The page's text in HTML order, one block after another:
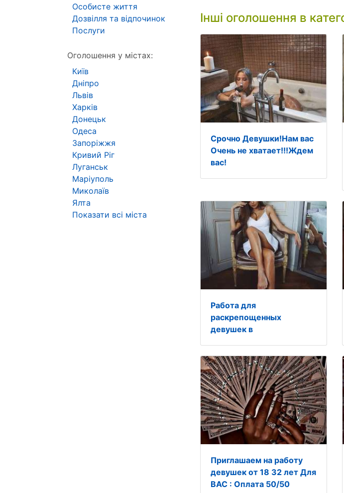
Інші оголошення в
Срочно Девушки!Нам вас
Очень не хватает!!!Ждем
вас!
Работа для
раскрепощенных
девушек в
Приглашаем на работу
девушек от 18 32 лет Для
ВАС : Оплата 50/50
Особисте життя
Дозвілля та відпочинок
Послуги
Оголошення у містах:
Київ
Дніпро
Львів
Харків
Донецьк
Одеса
Запоріжжя
Кривий Ріг
Луганськ
Маріуполь
Миколаїв
Ялта
Показати всі міста